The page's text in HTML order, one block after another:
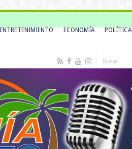
ENTRETENIMIENTO ECONOMÍA POLÍTICA